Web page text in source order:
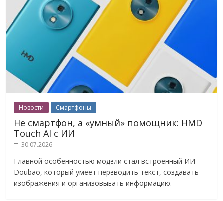
Новости Смартфоны
Не смартфон, а «умный» помощник: HMD
Touch AI с ИИ
30.07.2026
Главной особенностью модели стал встроенный ИИ
Doubao, который умеет переводить текст, создавать
изображения и организовывать информацию.